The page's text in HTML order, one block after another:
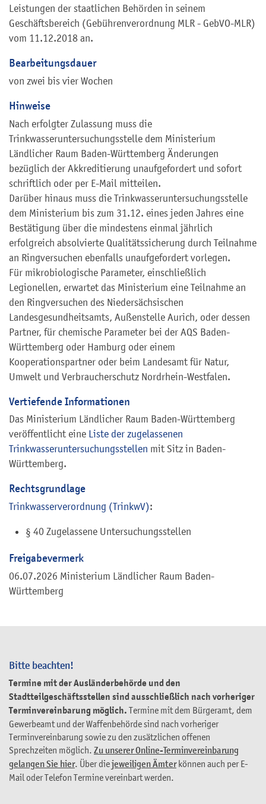
Bitte beachten!
Termine mit der Ausländerbehörde und den
Stadtteilgeschäftsstellen sind ausschließlich nach vorheriger
Terminvereinbarung möglich. Termine mit dem Bürgeramt, dem
Gewerbeamt und der Waffenbehörde sind nach vorheriger
Terminvereinbarung sowie zu den zusätzlichen offenen
Sprechzeiten möglich. Zu unserer Online-Terminvereinbarung
gelangen Sie hier. Über diejeweiligen Ämterkönnen auch per E-
Mail oder Telefon Termine vereinbart werden.
Leistungen der staatlichen Behörden in seinem
Geschäftsbereich (Gebührenverordnung MLR - GebVO-MLR)
vom 11.12.2018 an.
Bearbeitungsdauer
von zwei bis vier Wochen
Hinweise
Nach erfolgter Zulassung muss die
Trinkwasseruntersuchungsstelle dem Ministerium
Ländlicher Raum Baden-Württemberg Änderungen
bezüglich der Akkreditierung unaufgefordert und sofort
schriftlich oder per E-Mail mitteilen.
Darüber hinaus muss die Trinkwasseruntersuchungsstelle
dem Ministerium bis zum 31.12. eines jeden Jahres eine
Bestätigung über die mindestens einmal jährlich
erfolgreich absolvierte Qualitätssicherung durch Teilnahme
an Ringversuchen ebenfalls unaufgefordert vorlegen.
Für mikrobiologische Parameter, einschließlich
Legionellen, erwartet das Ministerium eine Teilnahme an
den Ringversuchen des Niedersächsischen
Landesgesundheitsamts, Außenstelle Aurich, oder dessen
Partner, für chemische Parameter bei der AQS Baden-
Württemberg oder Hamburg oder einem
Kooperationspartner oder beim Landesamt für Natur,
Umwelt und Verbraucherschutz Nordrhein-Westfalen.
Vertiefende Informationen
Das Ministerium Ländlicher Raum Baden-Württemberg
veröffentlicht eine Liste der zugelassenen
Trinkwasseruntersuchungsstellen mit Sitz in Baden-
Württemberg.
Rechtsgrundlage
Trinkwasserverordnung (TrinkwV):
§ 40 Zugelassene Untersuchungsstellen
Freigabevermerk
06.07.2026 Ministerium Ländlicher Raum Baden-
Württemberg